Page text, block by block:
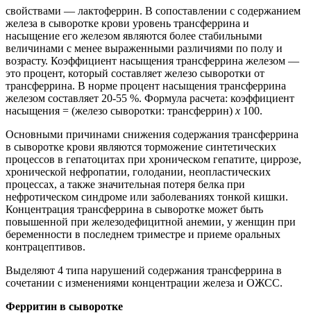
свойствами — лактоферрин. В сопоставлении с содержанием
железа в сыворотке крови уро­вень трансферрина и
насыщение его железом являются более стабильными
величинами с менее выраженными различиями по полу и
возрасту. Коэффициент насыщения трансферри­на железом —
это процент, который составляет железо сыворотки от
трансферрина. В норме процент насыщения трансферрина
железом составляет 20-55 %. Формула расчета: коэффициент
насыщения = (железо сыворотки: трансферрин) х 100.
Основными причинами снижения содержания трансферрина
в сыворотке крови яв­ляются торможение синтетических
процессов в гепатоцитах при хроническом гепатите, циррозе,
хронической нефропатии, голодании, неопластических
процессах, а также значи­тельная потеря белка при
нефротическом синдроме или заболеваниях тонкой кишки.
Кон­центрация трансферрина в сыворотке может быть
повышенной при железодефицитной анемии, у женщин при
беременности в последнем триместре и приеме оральных
контра­цептивов.
Выделяют 4 типа нарушений содержания трансферрина в
сочетании с изменениями концентрации железа и ОЖСС.
Ферритин в сыворотке